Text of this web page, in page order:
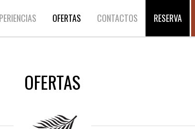
OFERTAS CONTACTOS RESERVA
OFERTAS